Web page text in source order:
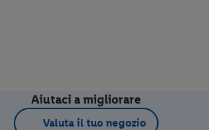
Aiutaci a migliorare
Valuta il tuo negozio